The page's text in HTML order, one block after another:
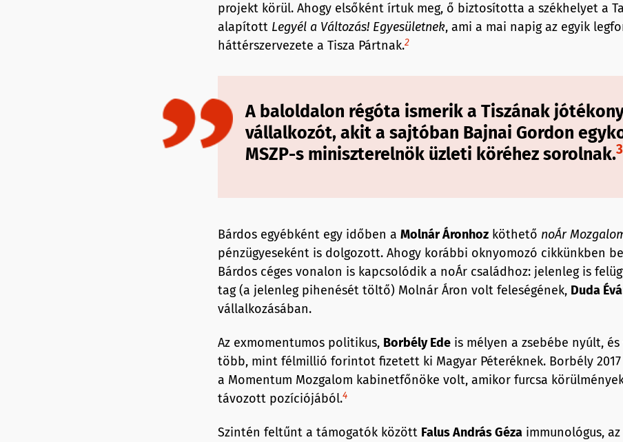
projekt körül. Ahogy elsőként írtuk meg, ő biztosította a székhelyet a
alapított Legyél a Változás! Egyesületnek, ami a mai napig az egyik
háttérszervezete a Tisza Pártnak.2
A baloldalon régóta ismerik a Tiszának
vállalkozót, akit a sajtóban Bajnai Gordon
MSZP-s miniszterelnök üzleti köréhez sorolnak.3
Bárdos egyébként egy időben a Molnár Áronhozköthető noÁr
pénzügyeseként is dolgozott. Ahogy korábbi oknyomozó cikkünkben
Bárdos céges vonalon is kapcsolódik a noÁr családhoz: jelenleg is
tag (a jelenleg pihenését töltő) Molnár Áron volt feleségének, Duda
vállalkozásában.
Az exmomentumos politikus, Borbély Edeis mélyen a zsebébe nyúlt,
több, mint félmillió forintot fizetett ki Magyar Péteréknek. Borbély 2017
a Momentum Mozgalom kabinetfőnöke volt, amikor furcsa
távozott pozíciójából.4
Szintén feltűnt a támogatók között Falus András Gézaimmunológus, az